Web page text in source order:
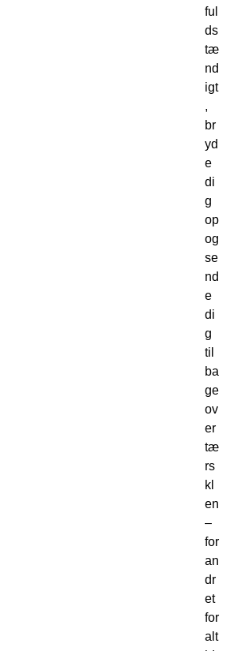
ful
ds
tæ
nd
igt
,
br
yd
e
di
g
op
og
se
nd
e
di
g
til
ba
ge
ov
er
tæ
rs
kl
en
–
for
an
dr
et
for
alt